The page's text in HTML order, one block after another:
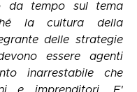
da tempo sul tema
la cultura della
delle strategie
essere agenti
inarrestabile che